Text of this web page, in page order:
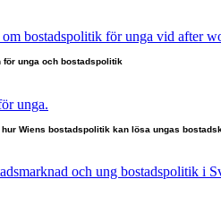
för unga och bostadspolitik
Wiens bostadspolitik kan lösa ungas